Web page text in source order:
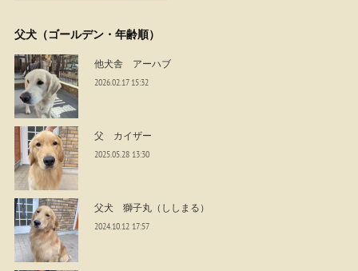
父犬（ゴールデン・年齢順）
他犬舎 アーハブ
2026.02.17 15:32
父 カイザー
2025.05.28 13:30
父犬 獅子丸（ししまる）
2024.10.12 17:57